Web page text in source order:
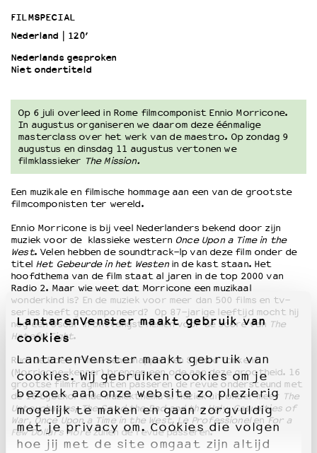
LantarenVenster maakt gebruik van
cookies
LantarenVenster maakt gebruik van
cookies. Wij gebruiken cookies om je
bezoek aan onze website zo plezierig
mogelijk te maken en gaan zorgvuldig
met je privacy om. Cookies die volgen
hoe jij met de site omgaat zijn altijd
OVER LANTARENVENSTER
Wat we doen
Werken bij
Historie
Partners
Huisregels
Privacyverklaring
Integriteits- en gedragscode
Duurzaamheid
Culturele boycot Israël
Ruimte voor artistieke vrijheid – VNPF
FILMSPECIAL
Nederland
120’
Nederlands gesproken
Niet ondertiteld
Op 6 juli overleed in Rome filmcomponist Ennio Morricone.
In augustus organiseren we daarom deze éénmalige
masterclass over het werk van de maestro. Op zondag 9
augustus en dinsdag 11 augustus vertonen we
filmklassieker The Mission.
Een muzikale en filmische hommage aan een van de grootste
filmcomponisten ter wereld.
Ennio Morricone is bij veel Nederlanders bekend door zijn
muziek voor de klassieke western Once Upon a Time in the
West. Velen hebben de soundtrack-lp van deze film onder de
titel Het Gebeurde in het Westenin de kast staan. Het
hoofdthema van de film staat al jaren in de top 2000 van
Radio 2. Maar wie weet dat Morricone een muzikaal
wonderkind is? En de muziek voor meer dan 500 films en tv-
series heeft gecomponeerd? Op 87-jarige leeftijd mocht hij
nog een Oscar in ontvangst nemen voor de score van The
Hateful Eight.
Rudi de Boer (filmwetenschapper) en Sijbold Tonkens
(Morricone-kenner) brengen een ode aan deze grootheid. 16
grootse filmfragmenten passeren de revue ondersteund met
de 16 bijbehorende muziekthema’s. Muziek uit onder meer The
Untouchables,The Good the Bad and the Ugly,Casualties of
War, Once Upon a Time in the West,Le ProfessionelenFor a
Few Dollars Morezullen de revue passeren.